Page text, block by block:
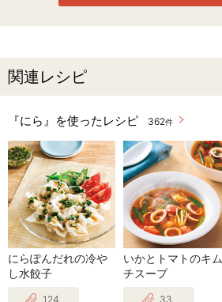
関連レシピ
『にら』を使ったレシピ 362件
にらぽんだれの冷や
し水餃子
124
いかとトマトのキム
チスープ
33